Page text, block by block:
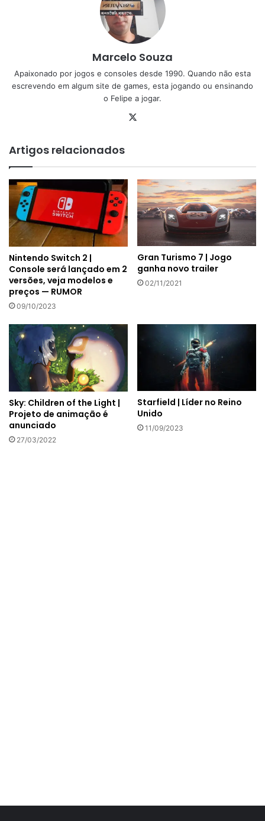
Marcelo Souza
Apaixonado por jogos e consoles desde 1990. Quando não esta
escrevendo em algum site de games, esta jogando ou ensinando
o Felipe a jogar.
Artigos relacionados
Nintendo Switch 2 |
Console será lançado em 2
versões, veja modelos e
preços — RUMOR
09/10/2023
Gran Turismo 7 | Jogo
ganha novo trailer
02/11/2021
Sky: Children of the Light |
Projeto de animação é
anunciado
27/03/2022
Starfield | Líder no Reino
Unido
11/09/2023